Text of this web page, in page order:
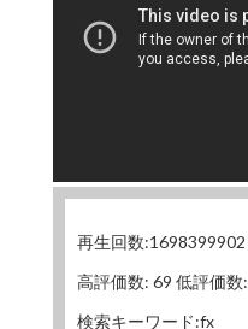
再生回数:1698399902
高評価数: 69 低評価数:
検索キーワード:fx